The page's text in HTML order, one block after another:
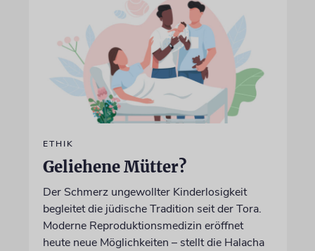
ETHIK
Geliehene Mütter?
Der Schmerz ungewollter Kinderlosigkeit
begleitet die jüdische Tradition seit der Tora.
Moderne Reproduktionsmedizin eröffnet
heute neue Möglichkeiten – stellt die Halacha